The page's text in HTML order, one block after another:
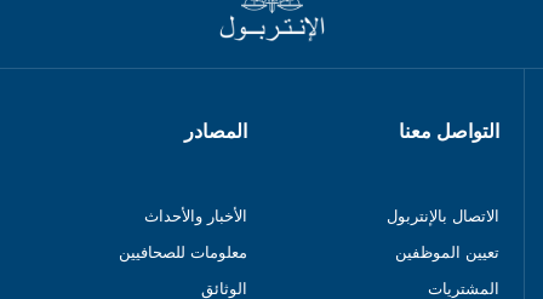
التواصل معنا
الاتصال بالإنتربول
تعيين الموظفين
المشتريات
المصادر
الأخبار والأحداث
معلومات للصحافيين
الوثائق